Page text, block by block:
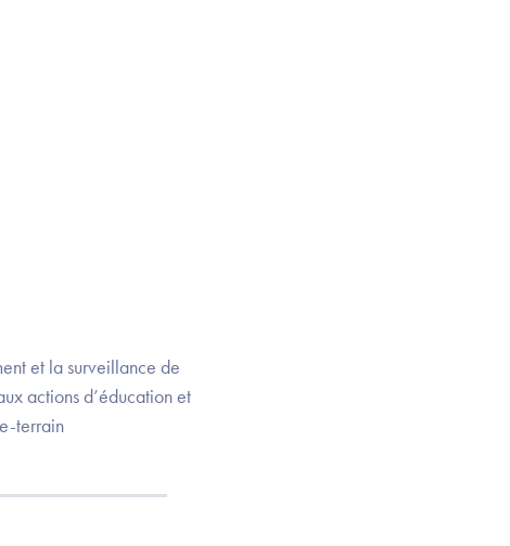
et la surveillance de
actions d’éducation et
terrain